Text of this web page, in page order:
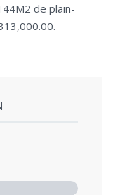
de plain-